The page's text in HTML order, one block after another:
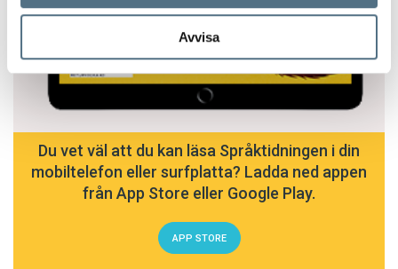
Avvisa
Du vet väl att du kan läsa Språktidningen i din
mobiltelefon eller surfplatta? Ladda ned appen
från App Store eller Google Play.
APP STORE